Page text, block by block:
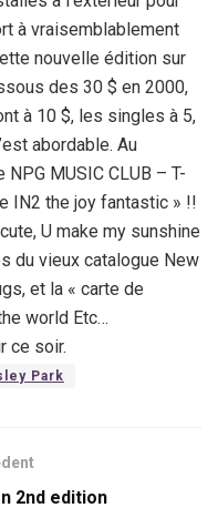
à vraisemblablement
nouvelle édition sur
des 30 $ en 2000,
à 10 $, les singles à 5,
abordable. Au
MUSIC CLUB – T-
IN2 the joy fantastic » !!
U make my sunshine
du vieux catalogue New
et la « carte de
world Etc…
ce soir.
Park
2nd edition